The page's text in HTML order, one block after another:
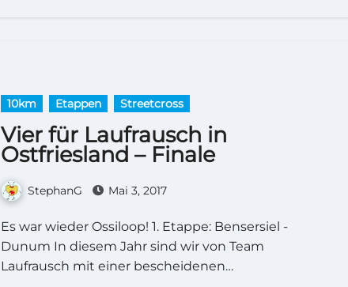
10km Etappen Streetcross
Vier für Laufrausch in
Ostfriesland – Finale
StephanG Mai 3, 2017
Es war wieder Ossiloop! 1. Etappe: Bensersiel -
Dunum In diesem Jahr sind wir von Team
Laufrausch mit einer bescheidenen…